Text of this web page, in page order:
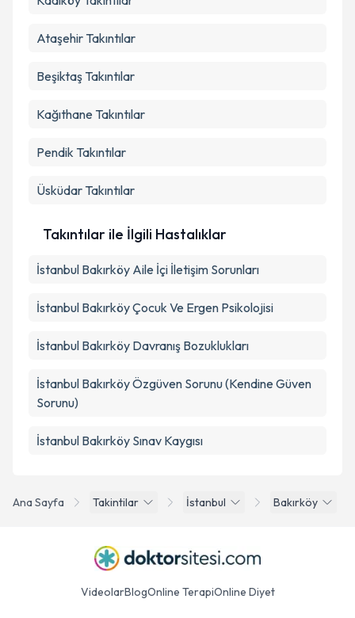
Ana Sayfa Takintilar İstanbul Bakırköy
Ataşehir Takıntılar
Beşiktaş Takıntılar
Kağıthane Takıntılar
Pendik Takıntılar
Üsküdar Takıntılar
Takıntılar ile İlgili Hastalıklar
İstanbul Bakırköy Aile İçi İletişim Sorunları
İstanbul Bakırköy Çocuk Ve Ergen Psikolojisi
İstanbul Bakırköy Davranış Bozuklukları
İstanbul Bakırköy Özgüven Sorunu (Kendine Güven
Sorunu)
İstanbul Bakırköy Sınav Kaygısı
VideolarBlogOnline TerapiOnline Diyet